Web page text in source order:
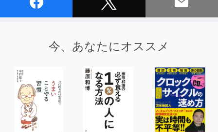
間後に迫っている人もこの1冊で600点突破の英語力を身
また、文法が苦手な人のために、｢意味順｣を使って文法の
基礎の総復習ができる文法補強編付きです。頻出英単語・
熟語をリスト化した巻末付録で語彙力も強化できます。
今、あなたにオススメ